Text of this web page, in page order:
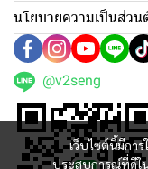
เว็บไซต์นี้มีกา
ประสบการณ์ที่ดีใ
นโยบายความเป็นส่วน
@v2seng